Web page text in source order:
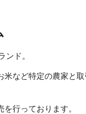
ンド。
米など特定の農家と
行っております。